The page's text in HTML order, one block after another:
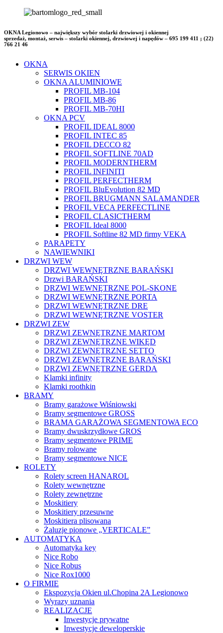
OKNA Legionowo – największy wybór stolarki drzwiowej i okiennej
sprzedaż, montaż, serwis – stolarki okiennej, drzwiowej i napędów – 695 199 411 ; (22)
766 21 46
OKNA
SERWIS OKIEN
OKNA ALUMINIOWE
PROFIL MB-104
PROFIL MB-86
PROFIL MB-70HI
OKNA PCV
PROFIL IDEAL 8000
PROFIL INTEC 85
PROFIL DECCO 82
PROFIL SOFTLINE 70AD
PROFIL MODERNTHERM
PROFIL INFINITI
PROFIL PERFECTHERM
PROFIL BluEvolution 82 MD
PROFIL BRUGMANN SALAMANDER
PROFIL VECA PERFECTLINE
PROFIL CLASICTHERM
PROFIL Ideal 8000
PROFIL Softline 82 MD firmy VEKA
PARAPETY
NAWIEWNIKI
DRZWI WEW
DRZWI WEWNĘTRZNE BARAŃSKI
Drzwi BARAŃSKI
DRZWI WEWNĘTRZNE POL-SKONE
DRZWI WEWNĘTRZNE PORTA
DRZWI WEWNĘTRZNE DRE
DRZWI WEWNĘTRZNE VOSTER
DRZWI ZEW
DRZWI ZEWNĘTRZNE MARTOM
DRZWI ZEWNĘTRZNE WIKĘD
DRZWI ZEWNĘTRZNE SETTO
DRZWI ZEWNĘTRZNE BARAŃSKI
DRZWI ZEWNĘTRZNE GERDA
Klamki infinity
Klamki roothkin
BRAMY
Bramy garażowe Wiśniowski
Bramy segmentowe GROSS
BRAMA GARAŻOWA SEGMENTOWA ECO
Bramy dwuskrzydłowe GROS
Bramy segmentowe PRIME
Bramy rolowane
Bramy segmentowe NICE
ROLETY
Rolety screen HANAROL
Rolety wewnętrzne
Rolety zewnętrzne
Moskitiery
Moskitiery przesuwne
Moskitiera plisowana
Żaluzje pionowe „VERTICALE”
AUTOMATYKA
Automatyka key
Nice Robo
Nice Robus
Nice Rox1000
O FIRMIE
Ekspozycja Okien ul.Chopina 2A Legionowo
Wyrazy uznania
REALIZACJE
Inwestycje prywatne
Inwestycje deweloperskie